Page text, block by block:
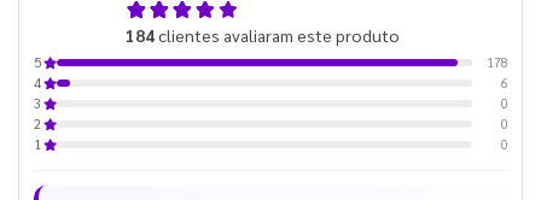
184clientes avaliaram este produto
5
178
4
6
3
0
2
0
1
0